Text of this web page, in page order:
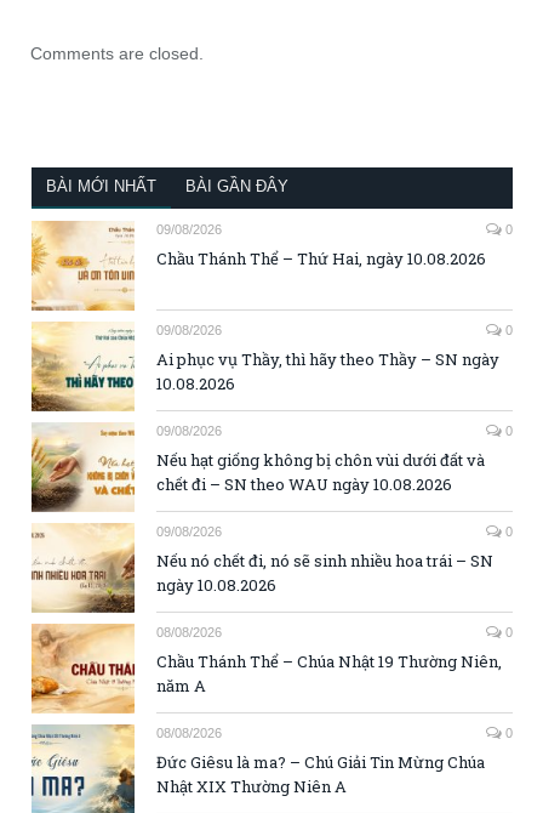
Comments are closed.
BÀI MỚI NHẤT BÀI GẦN ĐÂY
09/08/2026 0
Chầu Thánh Thể – Thứ Hai, ngày 10.08.2026
09/08/2026 0
Ai phục vụ Thầy, thì hãy theo Thầy – SN ngày
10.08.2026
09/08/2026 0
Nếu hạt giống không bị chôn vùi dưới đất và
chết đi – SN theo WAU ngày 10.08.2026
09/08/2026 0
Nếu nó chết đi, nó sẽ sinh nhiều hoa trái – SN
ngày 10.08.2026
08/08/2026 0
Chầu Thánh Thể – Chúa Nhật 19 Thường Niên,
năm A
08/08/2026 0
Đức Giêsu là ma? – Chú Giải Tin Mừng Chúa
Nhật XIX Thường Niên A